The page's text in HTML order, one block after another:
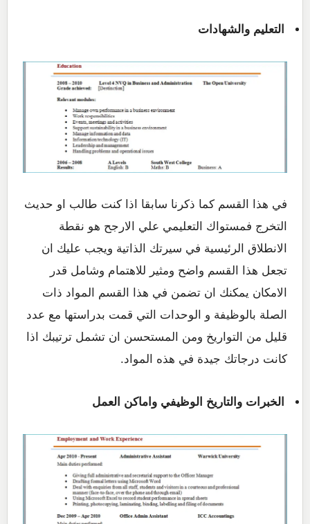
التعليم والشهادات
في هذا القسم كما ذكرنا سابقا اذا كنت طالب او حديث
التخرج فمستواك التعليمي علي الارجح هو نقطة
الانطلاق الرئيسية في سيرتك الذاتية ويجب عليك ان
تجعل هذا القسم واضح ومثير للاهتمام وشامل قدر
الامكان يمكنك ان تضمن في هذا القسم المواد ذات
الصلة بالوظيفة و الوحدات التي قمت بدراستها مع عدد
قليل من التواريخ ومن المستحسن ان تشمل ترتيبك اذا
كانت درجاتك جيدة في هذه المواد.
الخبرات والتاريخ الوظيفي واماكن العمل